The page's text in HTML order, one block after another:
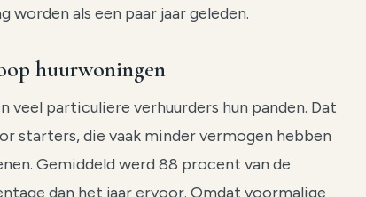
als een paar jaar geleden.
huurwoningen
veel particuliere verhuurders hun panden. Dat
starters, die vaak minder vermogen hebben
Gemiddeld werd 88 procent van de
dan het jaar ervoor. Omdat voormalige